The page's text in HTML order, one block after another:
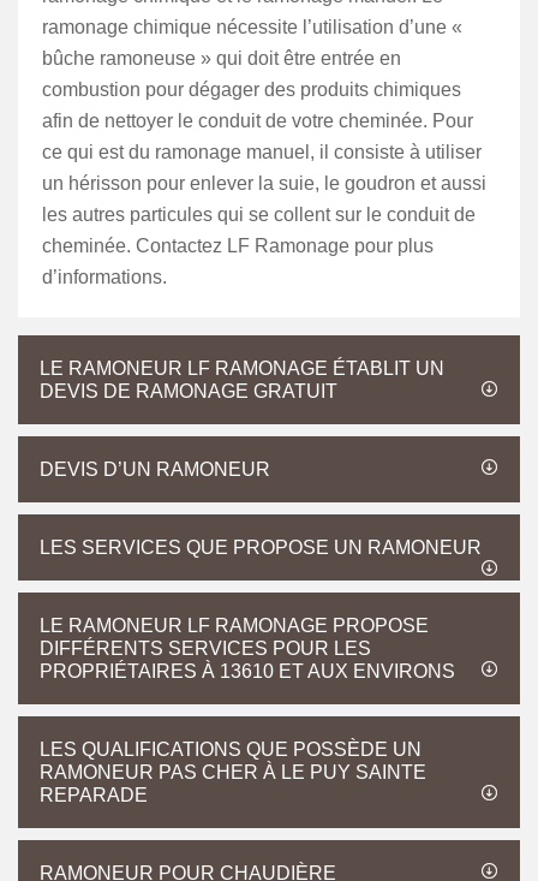
ramonage chimique nécessite l’utilisation d’une «
bûche ramoneuse » qui doit être entrée en
combustion pour dégager des produits chimiques
afin de nettoyer le conduit de votre cheminée. Pour
ce qui est du ramonage manuel, il consiste à utiliser
un hérisson pour enlever la suie, le goudron et aussi
les autres particules qui se collent sur le conduit de
cheminée. Contactez LF Ramonage pour plus
d’informations.
LE RAMONEUR LF RAMONAGE ÉTABLIT UN
DEVIS DE RAMONAGE GRATUIT
DEVIS D’UN RAMONEUR
LES SERVICES QUE PROPOSE UN RAMONEUR
LE RAMONEUR LF RAMONAGE PROPOSE
DIFFÉRENTS SERVICES POUR LES
PROPRIÉTAIRES À 13610 ET AUX ENVIRONS
LES QUALIFICATIONS QUE POSSÈDE UN
RAMONEUR PAS CHER À LE PUY SAINTE
REPARADE
RAMONEUR POUR CHAUDIÈRE